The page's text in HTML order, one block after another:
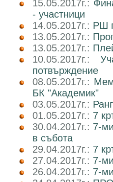
15.05.2017г.:
- участници
14.05.2017г.: РШ
13.05.2017г.:
13.05.2017г.:
10.05.2017г.:
потвърждение
08.05.2017г.:
БК "Академик"
03.05.2017г.:
01.05.2017г.: 7
30.04.2017г.: 7-
в събота
29.04.2017г.: 7
27.04.2017г.: 7-
26.04.2017г.: 7-